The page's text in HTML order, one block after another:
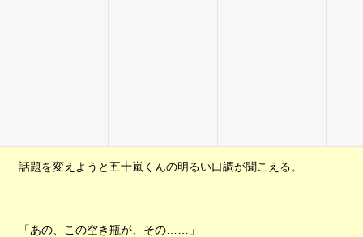
話題を変えようと五十嵐くんの明るい口調が聞こえる。
「あの、この空き瓶が、その……」